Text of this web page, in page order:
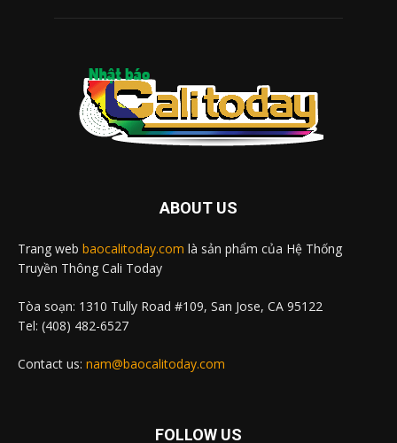
ABOUT US
Trang web baocalitoday.com là sản phẩm của Hệ Thống
Truyền Thông Cali Today
Tòa soạn: 1310 Tully Road #109, San Jose, CA 95122
Tel: (408) 482-6527
Contact us: nam@baocalitoday.com
FOLLOW US